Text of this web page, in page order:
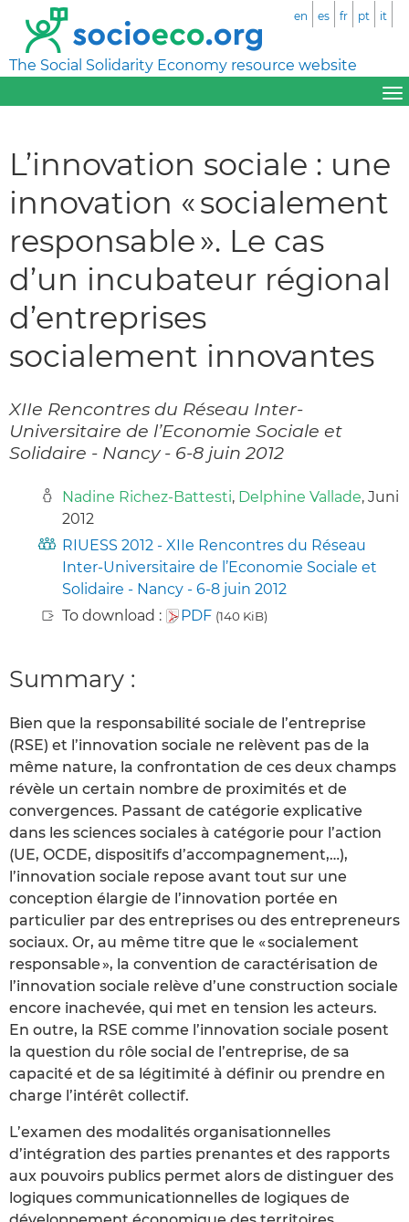
The Social Solidarity Economy resource website
en es fr pt it
L’innovation sociale : une
innovation « socialement
responsable ». Le cas
d’un incubateur régional
d’entreprises
socialement innovantes
XIIe Rencontres du Réseau Inter-
Universitaire de l’Economie Sociale et
Solidaire - Nancy - 6-8 juin 2012
Nadine Richez-Battesti, Delphine Vallade, Juni
2012
RIUESS 2012 - XIIe Rencontres du Réseau
Inter-Universitaire de l’Economie Sociale et
Solidaire - Nancy - 6-8 juin 2012
To download :
PDF (140 KiB)
Summary :
Bien que la responsabilité sociale de l’entreprise
(RSE) et l’innovation sociale ne relèvent pas de la
même nature, la confrontation de ces deux champs
révèle un certain nombre de proximités et de
convergences. Passant de catégorie explicative
dans les sciences sociales à catégorie pour l’action
(UE, OCDE, dispositifs d’accompagnement,…),
l’innovation sociale repose avant tout sur une
conception élargie de l’innovation portée en
particulier par des entreprises ou des entrepreneurs
sociaux. Or, au même titre que le « socialement
responsable », la convention de caractérisation de
l’innovation sociale relève d’une construction sociale
encore inachevée, qui met en tension les acteurs.
En outre, la RSE comme l’innovation sociale posent
la question du rôle social de l’entreprise, de sa
capacité et de sa légitimité à définir ou prendre en
charge l’intérêt collectif.
L’examen des modalités organisationnelles
d’intégration des parties prenantes et des rapports
aux pouvoirs publics permet alors de distinguer des
logiques communicationnelles de logiques de